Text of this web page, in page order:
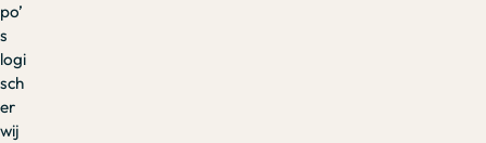
po’
s
logi
sch
er
wij